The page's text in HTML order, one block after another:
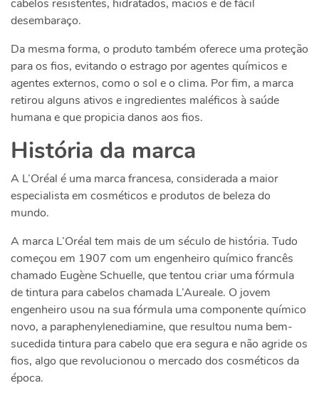
cabelos resistentes, hidratados, macios e de fácil
desembaraço.
Da mesma forma, o produto também oferece uma proteção
para os fios, evitando o estrago por agentes químicos e
agentes externos, como o sol e o clima. Por fim, a marca
retirou alguns ativos e ingredientes maléficos à saúde
humana e que propicia danos aos fios.
História da marca
A L’Oréal é uma marca francesa, considerada a maior
especialista em cosméticos e produtos de beleza do
mundo.
A marca L’Oréal tem mais de um século de história. Tudo
começou em 1907 com um engenheiro químico francês
chamado Eugène Schuelle, que tentou criar uma fórmula
de tintura para cabelos chamada L’Aureale. O jovem
engenheiro usou na sua fórmula uma componente químico
novo, a paraphenylenediamine, que resultou numa bem-
sucedida tintura para cabelo que era segura e não agride os
fios, algo que revolucionou o mercado dos cosméticos da
época.